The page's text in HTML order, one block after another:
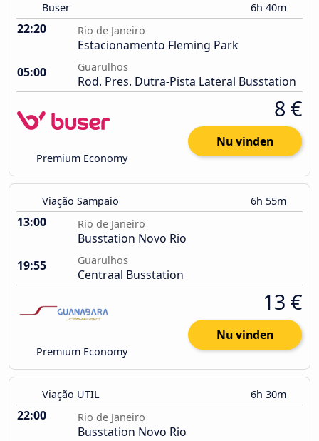
Buser 6h 40m
22:20 Rio de Janeiro
Estacionamento Fleming Park
05:00
Guarulhos
Rod. Pres. Dutra-Pista Lateral Busstation
Premium Economy
8 €
Nu vinden
Viação Sampaio 6h 55m
13:00 Rio de Janeiro
Busstation Novo Rio
19:55
Guarulhos
Centraal Busstation
Premium Economy
13 €
Nu vinden
Viação UTIL 6h 30m
22:00 Rio de Janeiro
Busstation Novo Rio